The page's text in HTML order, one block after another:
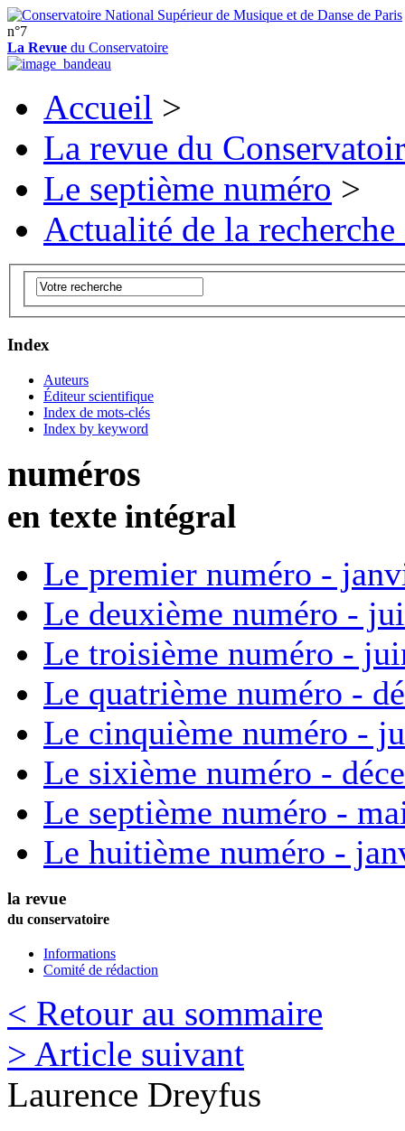
n°7
La Revue du Conservatoire
Accueil >
La revue du
Le septième numéro >
Actualité de la
Index
Auteurs
Éditeur scientifique
Index de mots-clés
Index by keyword
numéros
en texte intégral
Le premier numéro -
Le deuxième numéro -
Le troisième numéro -
Le quatrième numéro -
Le cinquième numéro -
Le sixième numéro -
Le septième numéro -
Le huitième numéro -
la revue
du conservatoire
Informations
Comité de rédaction
< Retour au sommaire
> Article suivant
Laurence Dreyfus